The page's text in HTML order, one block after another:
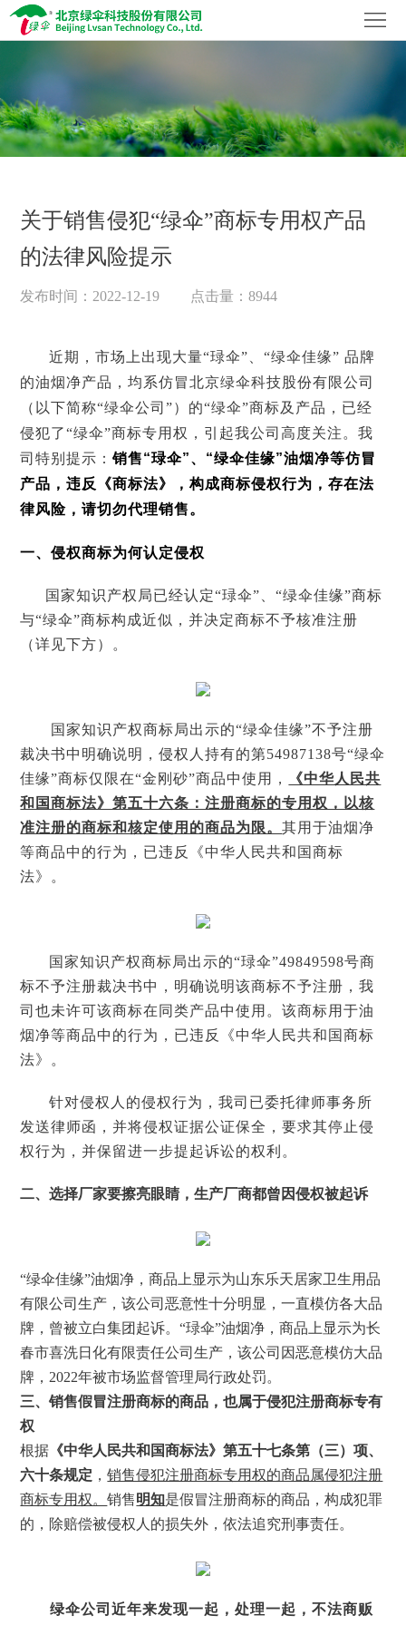
首
于
我
社
会
品
关于销售侵犯“绿伞”商标专用权产品
的法律风险提示
发布时间：2022-12-19 点击量：8944
近期，市场上出现大量“琭伞”、“绿伞佳缘” 品牌
的油烟净产品，均系仿冒北京绿伞科技股份有限公司
（以下简称“绿伞公司”）的“绿伞”商标及产品，已经
侵犯了“绿伞”商标专用权，引起我公司高度关注。我
司特别提示：销售“琭伞”、 “绿伞佳缘”油烟净等仿冒
产品，违反《商标法》，构成商标侵权行为，存在法
律风险，请切勿代理销售。
一、侵权商标为何认定侵权
国家知识产权局已经认定“琭伞” 、“绿伞佳缘”商标
与“绿伞”商标构成近似，并决定商标不予核准注册
（详见下方）。
国家知识产权商标局出示的“绿伞佳缘”不予注册
裁决书中明确说明，侵权人持有的第54987138号“绿伞
佳缘”商标仅限在“金刚砂”商品中使用，
《中华人民共
和国商标法》第五十六条：注册商标的专用权，以核
准注册的商标和核定使用的商品为限。其用于油烟净
等商品中的行为，已违反《中华人民共和国商标
法》。
国家知识产权商标局出示的“琭伞”49849598号商
标不予注册裁决书中，明确说明该商标不予注册，我
司也未许可该商标在同类产品中使用。该商标用于油
烟净等商品中的行为，已违反《中华人民共和国商标
法》。
针对侵权人的侵权行为，我司已委托律师事务所
发送律师函，并将侵权证据公证保全，要求其停止侵
权行为，并保留进一步提起诉讼的权利。
二、选择厂家要擦亮眼睛，生产厂商都曾因侵权被起诉
“绿伞佳缘”油烟净，商品上显示为山东乐天居家卫生用品
有限公司生产，该公司恶意性十分明显，一直模仿各大品
牌，曾被立白集团起诉。“琭伞”油烟净，商品上显示为长
春市喜洗日化有限责任公司生产，该公司因恶意模仿大品
牌， 2022年被市场监督管理局行政处罚。
三、销售假冒注册商标的商品，也属于侵犯注册商标专有
权
根据 《中华人民共和国商标法》第五十七条第（三）项、
六十条规定 ，销售侵犯注册商标专用权的商品属侵犯注册
商标专用权。销售明知是假冒注册商标的商品，构成犯罪
的，除赔偿被侵权人的损失外，依法追究刑事责任。
绿伞公司近年来发现一起，处理一起，不法商贩